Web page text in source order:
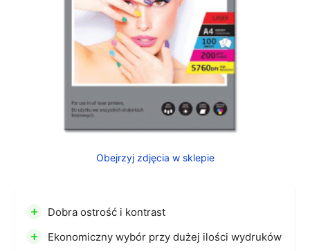
Obejrzyj zdjęcia w sklepie
+ Dobra ostrość i kontrast
+ Ekonomiczny wybór przy dużej ilości wydruków